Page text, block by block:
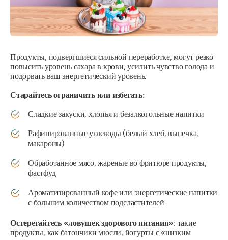
Продукты, подвергшиеся сильной переработке, могут резко
повысить уровень сахара в крови, усилить чувство голода и
подорвать ваш энергетический уровень.
Старайтесь ограничить или избегать:
Сладкие закуски, хлопья и безалкогольные напитки
Рафинированные углеводы (белый хлеб, выпечка,
макароны)
Обработанное мясо, жареные во фритюре продукты,
фастфуд
Ароматизированный кофе или энергетические напитки
с большим количеством подсластителей
Остерегайтесь «ловушек здорового питания»: такие
продукты, как батончики мюсли, йогурты с «низким